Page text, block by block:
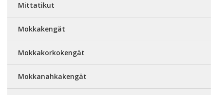
Mittatikut
Mokkakengät
Mokkakorkokengät
Mokkanahkakengät